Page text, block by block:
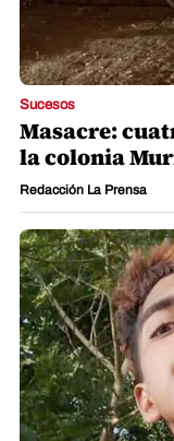
Sucesos
Masacre:
la colonia
Redacción La Prensa